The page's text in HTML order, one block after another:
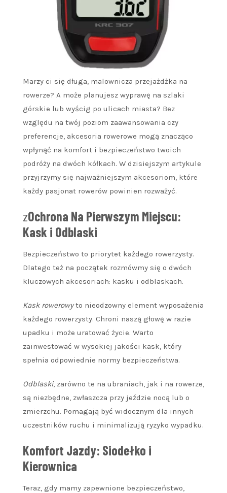
Marzy ci się długa, malownicza przejażdżka na
rowerze? A może planujesz wyprawę na szlaki
górskie lub wyścig po ulicach miasta? Bez
względu na twój poziom zaawansowania czy
preferencje, akcesoria rowerowe mogą znacząco
wpłynąć na komfort i bezpieczeństwo twoich
podróży na dwóch kółkach. W dzisiejszym artykule
przyjrzymy się najważniejszym akcesoriom, które
każdy pasjonat rowerów powinien rozważyć.
zOchrona Na Pierwszym Miejscu:
Kask i Odblaski
Bezpieczeństwo to priorytet każdego rowerzysty.
Dlatego też na początek rozmówmy się o dwóch
kluczowych akcesoriach: kasku i odblaskach.
Kask rowerowyto nieodzowny element wyposażenia
każdego rowerzysty. Chroni naszą głowę w razie
upadku i może uratować życie. Warto
zainwestować w wysokiej jakości kask, który
spełnia odpowiednie normy bezpieczeństwa.
Odblaski, zarówno te na ubraniach, jak i na rowerze,
są niezbędne, zwłaszcza przy jeździe nocą lub o
zmierzchu. Pomagają być widocznym dla innych
uczestników ruchu i minimalizują ryzyko wypadku.
Komfort Jazdy: Siodełko i
Kierownica
Teraz, gdy mamy zapewnione bezpieczeństwo,